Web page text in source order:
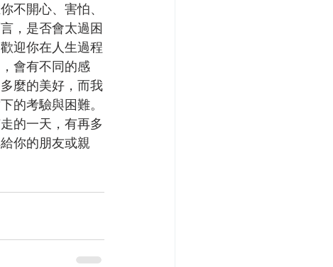
不開心、害怕、
，是否會太過困
迎你在人生過程
會有不同的感
麼的美好，而我
的考驗與困難。
的一天，有再多
你的朋友或親